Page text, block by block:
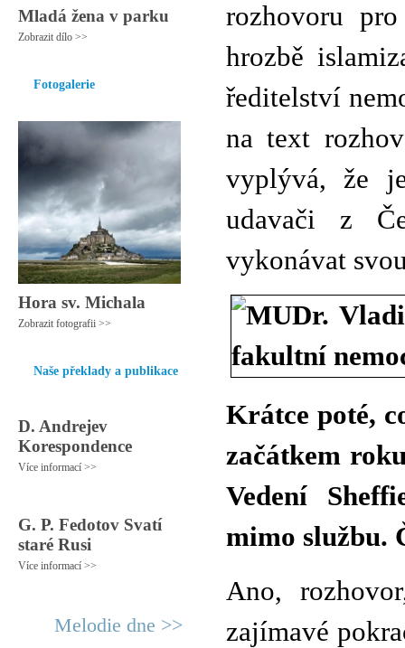
Mladá žena v parku
Zobrazit dílo >>
Fotogalerie
Hora sv. Michala
Zobrazit fotografii >>
Naše překlady a publikace
D. Andrejev
Korespondence
Více informací >>
G. P. Fedotov Svatí
staré Rusi
Více informací >>
Melodie dne >>
rozhovoru
hrozbě
ředitelství
na text
vyplývá, že
udavači z
vykonávat
Krátce poté,
začátkem
Vedení
mimo službu.
Ano,
zajímavé